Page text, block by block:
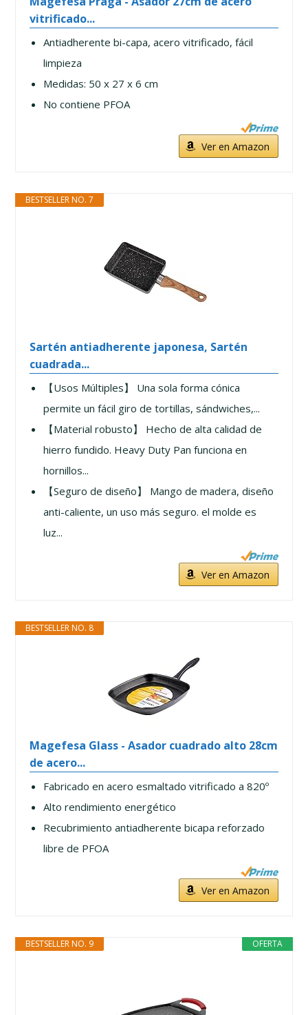
vitrificado...
Antiadherente bi-capa, acero vitrificado, fácil
limpieza
Medidas: 50 x 27 x 6 cm
No contiene PFOA
Ver en Amazon
BESTSELLER NO. 7
Sartén antiadherente japonesa, Sartén
cuadrada...
【Usos Múltiples】 Una sola forma cónica
permite un fácil giro de tortillas, sándwiches,...
【Material robusto】 Hecho de alta calidad de
hierro fundido. Heavy Duty Pan funciona en
hornillos...
【Seguro de diseño】 Mango de madera, diseño
anti-caliente, un uso más seguro. el molde es
luz...
Ver en Amazon
BESTSELLER NO. 8
Magefesa Glass - Asador cuadrado alto 28cm
de acero...
Fabricado en acero esmaltado vitrificado a 820º
Alto rendimiento energético
Recubrimiento antiadherente bicapa reforzado
libre de PFOA
Ver en Amazon
OFERTA
BESTSELLER NO. 9